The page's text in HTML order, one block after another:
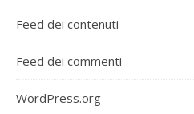
Feed dei contenuti
Feed dei commenti
WordPress.org